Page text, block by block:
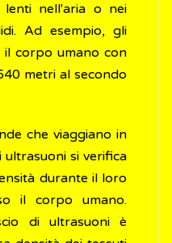
lenti nell'aria o nei
Ad esempio, gli
il corpo umano con
metri al secondo
che viaggiano in
ultrasuoni si verifica
durante il loro
il corpo umano.
di ultrasuoni è